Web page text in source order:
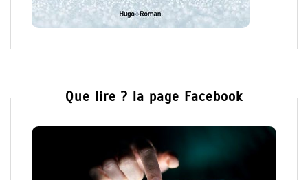
Que lire ? la page Facebook